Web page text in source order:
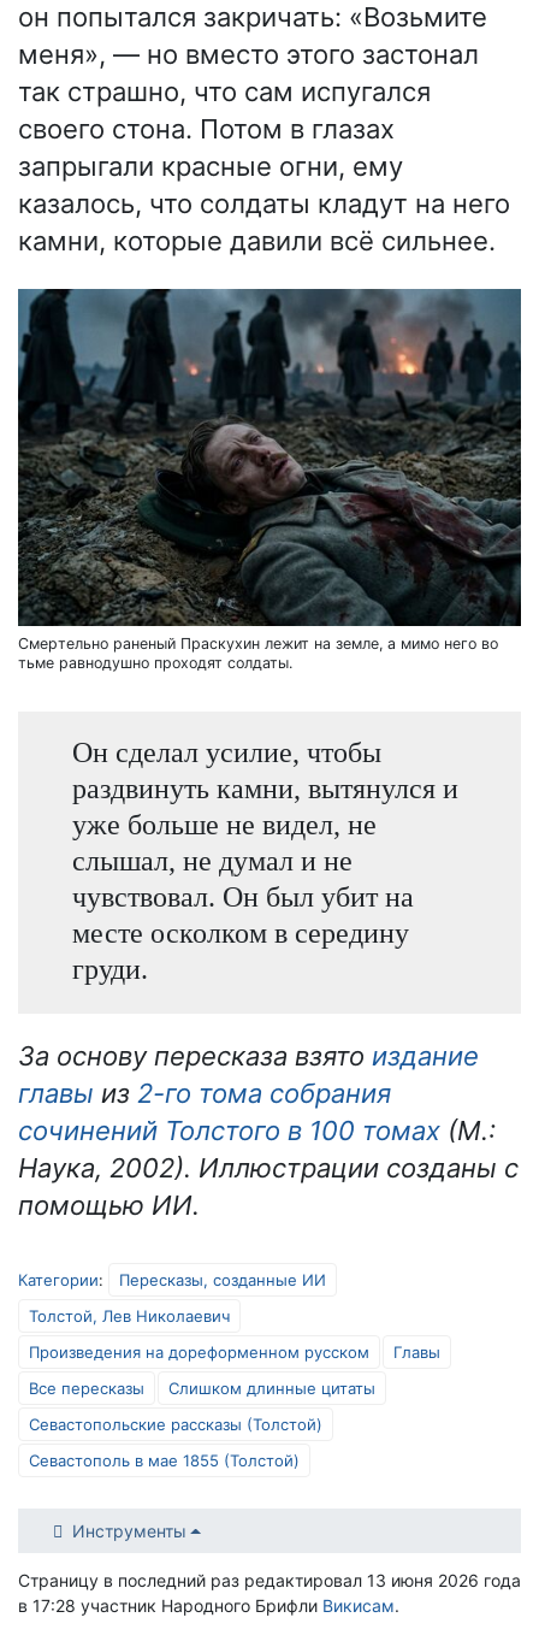
он попытался закричать: «Возьмите
меня», — но вместо этого застонал
так страшно, что сам испугался
своего стона. Потом в глазах
запрыгали красные огни, ему
казалось, что солдаты кладут на него
камни, которые давили всё сильнее.
Смертельно раненый Праскухин лежит на земле, а мимо него во
тьме равнодушно проходят солдаты.
Он сделал усилие, чтобы
раздвинуть камни, вытянулся и
уже больше не видел, не
слышал, не думал и не
чувствовал. Он был убит на
месте осколком в середину
груди.
За основу пересказа взято издание
главы из 2-го тома собрания
сочинений Толстого в 100 томах (М.:
Наука, 2002). Иллюстрации созданы с
помощью ИИ.
Категории:
Пересказы, созданные ИИ
Толстой, Лев Николаевич
Произведения на дореформенном русском
Главы
Все пересказы
Слишком длинные цитаты
Севастопольские рассказы (Толстой)
Севастополь в мае 1855 (Толстой)
Инструменты
Страницу в последний раз редактировал 13 июня 2026 года
в 17:28 участник Народного Брифли Викисам.